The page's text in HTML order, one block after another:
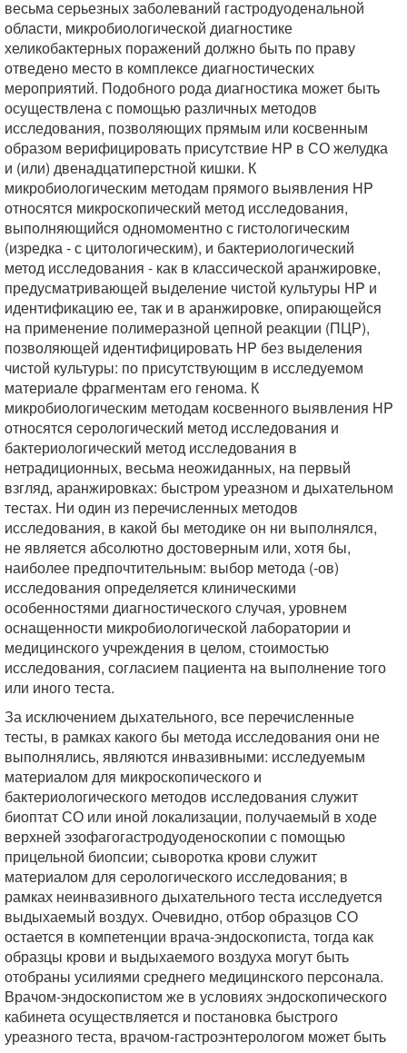
весьма серьезных заболеваний гастродуоденальной
области, микробиологической диагностике
хеликобактерных поражений должно быть по праву
отведено место в комплексе диагностических
мероприятий. Подобного рода диагностика может быть
осуществлена с помощью различных методов
исследования, позволяющих прямым или косвенным
образом верифицировать присутствие HP в СО желудка
и (или) двенадцатиперстной кишки. К
микробиологическим методам прямого выявления HP
относятся микроскопический метод исследования,
выполняющийся одномоментно с гистологическим
(изредка - с цитологическим), и бактериологический
метод исследования - как в классической аранжировке,
предусматривающей выделение чистой культуры HP и
идентификацию ее, так и в аранжировке, опирающейся
на применение полимеразной цепной реакции (ПЦР),
позволяющей идентифицировать HP без выделения
чистой культуры: по присутствующим в исследуемом
материале фрагментам его генома. К
микробиологическим методам косвенного выявления HP
относятся серологический метод исследования и
бактериологический метод исследования в
нетрадиционных, весьма неожиданных, на первый
взгляд, аранжировках: быстром уреазном и дыхательном
тестах. Ни один из перечисленных методов
исследования, в какой бы методике он ни выполнялся,
не является абсолютно достоверным или, хотя бы,
наиболее предпочтительным: выбор метода (-ов)
исследования определяется клиническими
особенностями диагностического случая, уровнем
оснащенности микробиологической лаборатории и
медицинского учреждения в целом, стоимостью
исследования, согласием пациента на выполнение того
или иного теста.
За исключением дыхательного, все перечисленные
тесты, в рамках какого бы метода исследования они не
выполнялись, являются инвазивными: исследуемым
материалом для микроскопического и
бактериологического методов исследования служит
биоптат СО или иной локализации, получаемый в ходе
верхней эзофагогастродуоденоскопии с помощью
прицельной биопсии; сыворотка крови служит
материалом для серологического исследования; в
рамках неинвазивного дыхательного теста исследуется
выдыхаемый воздух. Очевидно, отбор образцов СО
остается в компетенции врача-эндоскописта, тогда как
образцы крови и выдыхаемого воздуха могут быть
отобраны усилиями среднего медицинского персонала.
Врачом-эндоскопистом же в условиях эндоскопического
кабинета осуществляется и постановка быстрого
уреазного теста, врачом-гастроэнтерологом может быть